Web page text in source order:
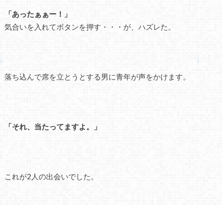
「あったぁぁー！」
気合いを入れてボタンを押す・・・が、ハズレた。
落ち込んで席を立とうとする男に青年が声をかけます。
「それ、当たってますよ。」
これが2人の出会いでした。